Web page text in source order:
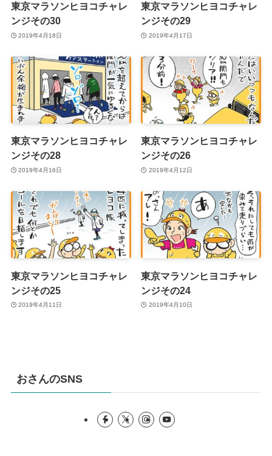
東京マラソンヒヨコチャレ
ンジその30
2019年4月18日
東京マラソンヒヨコチャレ
ンジその29
2019年4月17日
東京マラソンヒヨコチャレ
ンジその28
2019年4月16日
東京マラソンヒヨコチャレ
ンジその26
2019年4月12日
東京マラソンヒヨコチャレ
ンジその25
2019年4月11日
東京マラソンヒヨコチャレ
ンジその24
2019年4月10日
おさんのSNS